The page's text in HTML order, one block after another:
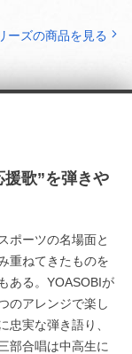
ーズの商品を見る
歌”を弾きや
ポーツの名場面と
重ねてきたものを
ある。YOASOBIが
のアレンジで楽し
忠実な弾き語り、
部合唱は中高生に